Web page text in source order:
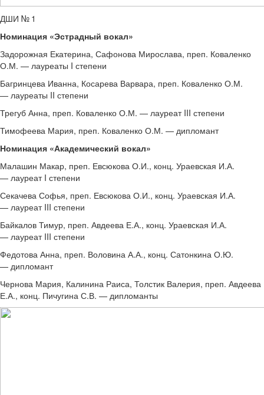
ДШИ № 1
Номинация «Эстрадный вокал»
Задорожная Екатерина, Сафонова Мирослава, преп. Коваленко
О.М. — лауреаты I степени
Багринцева Иванна, Косарева Варвара, преп. Коваленко О.М.
— лауреаты II степени
Трегуб Анна, преп. Коваленко О.М. — лауреат III степени
Тимофеева Мария, преп. Коваленко О.М. — дипломант
Номинация «Академический вокал»
Малашин Макар, преп. Евсюкова О.И., конц. Ураевская И.А.
— лауреат I степени
Секачева Софья, преп. Евсюкова О.И., конц. Ураевская И.А.
— лауреат III степени
Байкалов Тимур, преп. Авдеева Е.А., конц. Ураевская И.А.
— лауреат III степени
Федотова Анна, преп. Воловина А.А., конц. Сатонкина О.Ю.
— дипломант
Чернова Мария, Калинина Раиса, Толстик Валерия, преп. Авдеева
Е.А., конц. Пичугина С.В. — дипломанты